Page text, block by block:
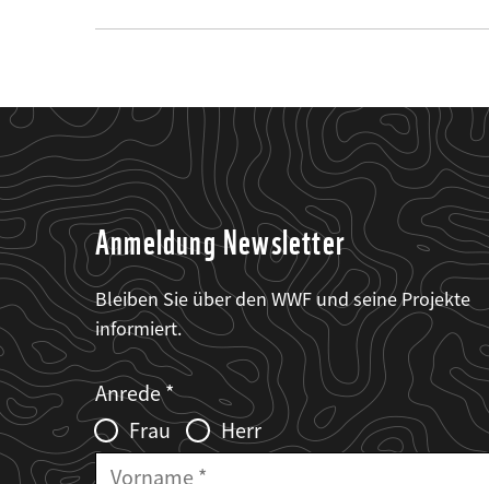
Anmeldung Newsletter
Bleiben Sie über den WWF und seine Projekte
informiert.
Web2Case
Infofelder
Fieldset
anrede_name
Anrede
Frau
Herr